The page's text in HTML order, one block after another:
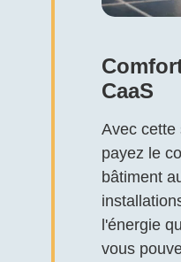
CaaS
Avec cette
payez le
bâtiment
l'énergie
vous